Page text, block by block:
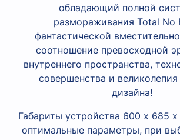
обладающий полной
размораживания Total No
фантастической
соотношение превосходной
внутреннего пространства,
совершенства и
дизайна!
Габариты устройства 600 х 685
оптимальные параметры, при